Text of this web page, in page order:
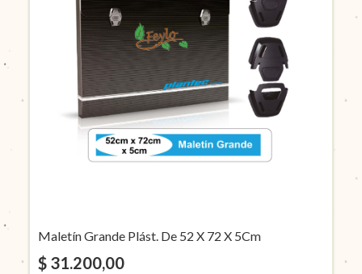
Maletín Grande Plást. De 52 X 72 X 5Cm
$ 31.200,00